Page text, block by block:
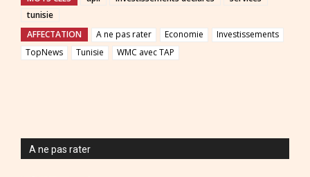
tunisie
AFFECTATION
A ne pas rater Economie
Investissements
TopNews
Tunisie WMC avec TAP
A ne pas rater